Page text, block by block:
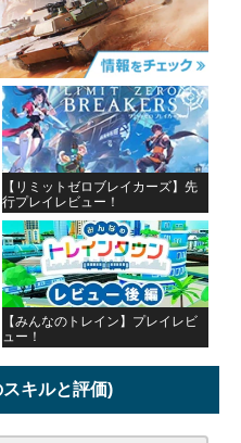
【リミットゼロブレイカーズ】先
行プレイレビュー！
【みんなのトレイン】プレイレビ
ュー！
キルと評価)